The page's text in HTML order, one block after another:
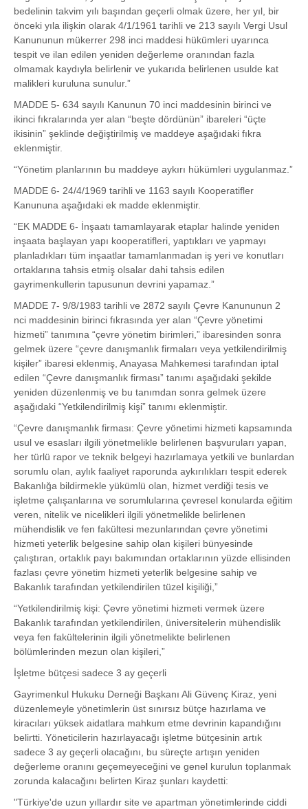
bedelinin takvim yılı başından geçerli olmak üzere, her yıl, bir
önceki yıla ilişkin olarak 4/1/1961 tarihli ve 213 sayılı Vergi Usul
Kanununun mükerrer 298 inci maddesi hükümleri uyarınca
tespit ve ilan edilen yeniden değerleme oranından fazla
olmamak kaydıyla belirlenir ve yukarıda belirlenen usulde kat
malikleri kuruluna sunulur.”
MADDE 5- 634 sayılı Kanunun 70 inci maddesinin birinci ve
ikinci fıkralarında yer alan “beşte dördünün” ibareleri “üçte
ikisinin” şeklinde değiştirilmiş ve maddeye aşağıdaki fıkra
eklenmiştir.
“Yönetim planlarının bu maddeye aykırı hükümleri uygulanmaz.”
MADDE 6- 24/4/1969 tarihli ve 1163 sayılı Kooperatifler
Kanununa aşağıdaki ek madde eklenmiştir.
“EK MADDE 6- İnşaatı tamamlayarak etaplar halinde yeniden
inşaata başlayan yapı kooperatifleri, yaptıkları ve yapmayı
planladıkları tüm inşaatlar tamamlanmadan iş yeri ve konutları
ortaklarına tahsis etmiş olsalar dahi tahsis edilen
gayrimenkullerin tapusunun devrini yapamaz.”
MADDE 7- 9/8/1983 tarihli ve 2872 sayılı Çevre Kanununun 2
nci maddesinin birinci fıkrasında yer alan “Çevre yönetimi
hizmeti” tanımına “çevre yönetim birimleri,” ibaresinden sonra
gelmek üzere “çevre danışmanlık firmaları veya yetkilendirilmiş
kişiler” ibaresi eklenmiş, Anayasa Mahkemesi tarafından iptal
edilen “Çevre danışmanlık firması” tanımı aşağıdaki şekilde
yeniden düzenlenmiş ve bu tanımdan sonra gelmek üzere
aşağıdaki “Yetkilendirilmiş kişi” tanımı eklenmiştir.
“Çevre danışmanlık firması: Çevre yönetimi hizmeti kapsamında
usul ve esasları ilgili yönetmelikle belirlenen başvuruları yapan,
her türlü rapor ve teknik belgeyi hazırlamaya yetkili ve bunlardan
sorumlu olan, aylık faaliyet raporunda aykırılıkları tespit ederek
Bakanlığa bildirmekle yükümlü olan, hizmet verdiği tesis ve
işletme çalışanlarına ve sorumlularına çevresel konularda eğitim
veren, nitelik ve nicelikleri ilgili yönetmelikle belirlenen
mühendislik ve fen fakültesi mezunlarından çevre yönetimi
hizmeti yeterlik belgesine sahip olan kişileri bünyesinde
çalıştıran, ortaklık payı bakımından ortaklarının yüzde ellisinden
fazlası çevre yönetim hizmeti yeterlik belgesine sahip ve
Bakanlık tarafından yetkilendirilen tüzel kişiliği,”
“Yetkilendirilmiş kişi: Çevre yönetimi hizmeti vermek üzere
Bakanlık tarafından yetkilendirilen, üniversitelerin mühendislik
veya fen fakültelerinin ilgili yönetmelikte belirlenen
bölümlerinden mezun olan kişileri,”
İşletme bütçesi sadece 3 ay geçerli
Gayrimenkul Hukuku Derneği Başkanı Ali Güvenç Kiraz, yeni
düzenlemeyle yönetimlerin üst sınırsız bütçe hazırlama ve
kiracıları yüksek aidatlara mahkum etme devrinin kapandığını
belirtti. Yöneticilerin hazırlayacağı işletme bütçesinin artık
sadece 3 ay geçerli olacağını, bu süreçte artışın yeniden
değerleme oranını geçemeyeceğini ve genel kurulun toplanmak
zorunda kalacağını belirten Kiraz şunları kaydetti:
"Türkiye'de uzun yıllardır site ve apartman yönetimlerinde ciddi